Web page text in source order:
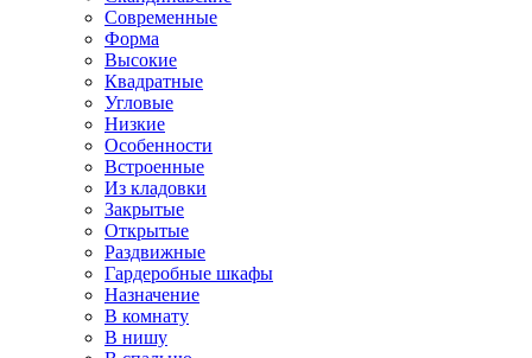
Современные
Форма
Высокие
Квадратные
Угловые
Низкие
Особенности
Встроенные
Из кладовки
Закрытые
Открытые
Раздвижные
Гардеробные шкафы
Назначение
В комнату
В нишу